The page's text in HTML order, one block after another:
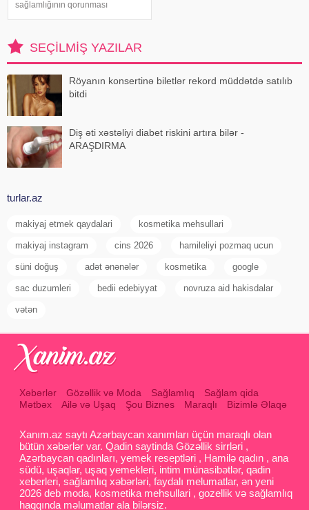
sağlamlığının qorunması
Səhiyyə Nazirliyinin rəsmi
"Instagram" hesabınd
SEÇILMIŞ YAZILAR
Röyanın konsertinə biletlər rekord müddətdə satılıb
bitdi
Diş əti xəstəliyi diabet riskini artıra bilər -
ARAŞDIRMA
turlar.az
makiyaj etmek qaydalari kosmetika mehsullari
makiyaj instagram cins 2026 hamileliyi pozmaq ucun
süni doğuş adət ənənələr kosmetika google
sac duzumleri bedii edebiyyat novruza aid hakisdalar
vətən
Xəbərlər Gözəllik və Moda Sağlamlıq
Sağlam qida
Mətbəx
Ailə və Uşaq Şou Biznes Maraqlı Bizimlə Əlaqə
Xanım.az saytı Azərbaycan xanımları üçün maraqlı olan
bütün xəbərlər var. Qadin saytinda Gözəllik sirrləri ,
Azərbaycan qadınları, yemek reseptləri , Hamilə qadın , ana
südü, uşaqlar, uşaq yemekleri, intim münasibətlər, qadin
xeberleri, sağlamlıq xəbərləri, faydalı melumatlar, ən yeni
2026 deb moda, kosmetika mehsullari , gozellik və sağlamlıq
haqqında məlumatlar ala bilərsiz.